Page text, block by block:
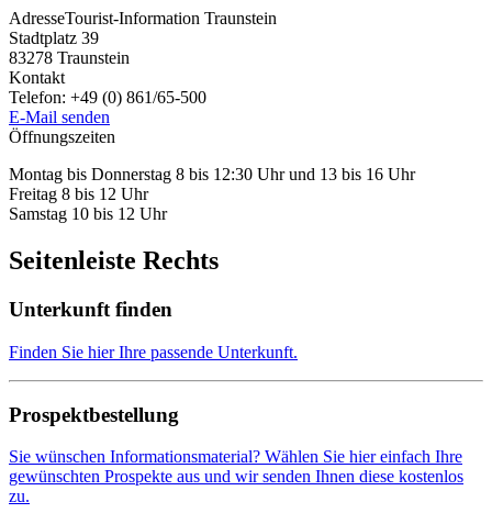
AdresseTourist-Information Traunstein
Stadtplatz 39
83278 Traunstein
Kontakt
Telefon: +49 (0) 861/65-500
E-Mail senden
Öffnungszeiten
Montag bis Donnerstag 8 bis 12:30 Uhr und 13 bis 16 Uhr
Freitag 8 bis 12 Uhr
Samstag 10 bis 12 Uhr
Seitenleiste Rechts
Unterkunft finden
Finden Sie hier Ihre passende Unterkunft.
Prospektbestellung
Sie wünschen Informationsmaterial? Wählen Sie hier einfach Ihre
gewünschten Prospekte aus und wir senden Ihnen diese kostenlos
zu.